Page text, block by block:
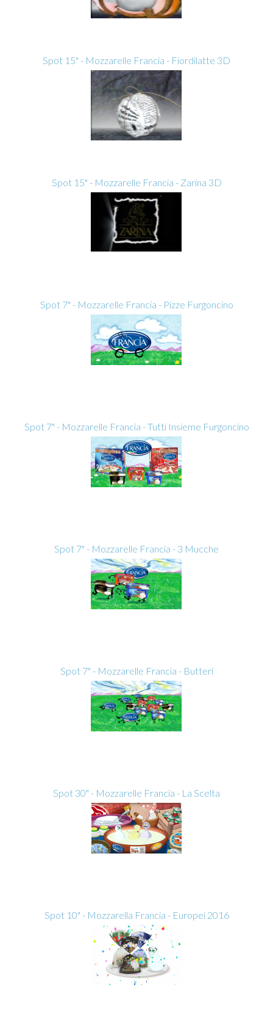
Spot 15" - Mozzarelle Francia - Fiordilatte 3D
Spot 15" - Mozzarelle Francia - Zarina 3D
Spot 7" - Mozzarelle Francia - Pizze Furgoncino
Spot 7" - Mozzarelle Francia - Tutti Insieme Furgoncino
Spot 7" - Mozzarelle Francia - 3 Mucche
Spot 7" - Mozzarelle Francia - Butteri
Spot 30" - Mozzarelle Francia - La Scelta
Spot 10" - Mozzarella Francia - Europei 2016